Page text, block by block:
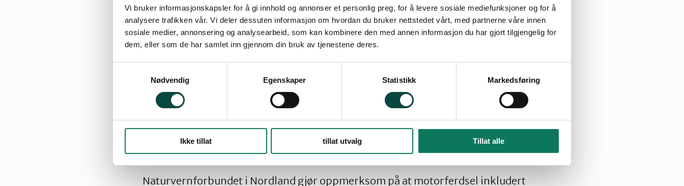
Vi bruker informasjonskapsler for å gi innhold og annonser et personlig preg, for å levere sosiale mediefunksjoner og for å
analysere trafikken vår. Vi deler dessuten informasjon om hvordan du bruker nettstedet vårt, med partnerne våre innen
sosiale medier, annonsering og analysearbeid, som kan kombinere den med annen informasjon du har gjort tilgjengelig for
dem, eller som de har samlet inn gjennom din bruk av tjenestene deres.
Nødvendig
Egenskaper Statistikk Markedsføring
Ikke tillat tillat utvalg Tillat alle
år. Tiltaket skal ikke berøre Saltfjellet – Svartisen nasjonalpark. Området er i
kommuneplanens arealdel avsatt til rent LNFR-område.
Med bakgrunn i Naturmangfoldloven og Plan- og bygningsloven, herunder
fylkesplanen og rikspolitiske retningslinjer, gir Naturvernforbundet i Nordland
følgende begrunnelse for klagen.
Det foreligger grunngitt søknad, jf. plan- og bygningslovens § 19-1. Søker
argumenterer for at tiltaket vil skape arbeidsplasser i kommunen og profilere
Svartisen og Meløy kommune. I søknaden opplyses det om at det planlegges
helikopterfrakt inn og ut av området.
Naturvernforbundet i Nordland gjør oppmerksom på at motorferdsel inkludert